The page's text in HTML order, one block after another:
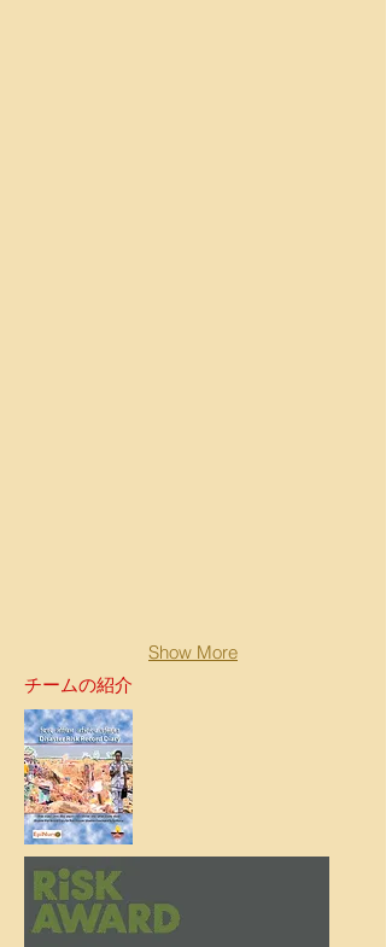
Show More
チームの紹介